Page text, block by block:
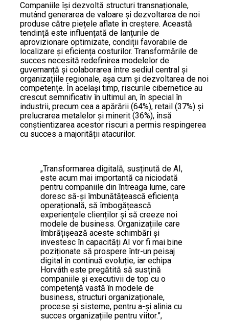
Companiile își dezvoltă structuri transnaționale,
mutând generarea de valoare și dezvoltarea de noi
produse către piețele aflate în creștere. Această
tendință este influențată de lanțurile de
aprovizionare optimizate, condiții favorabile de
localizare și eficiența costurilor. Transformările de
succes necesită redefinirea modelelor de
guvernanță și colaborarea între sediul central și
organizațiile regionale, așa cum și dezvoltarea de noi
competențe. În același timp, riscurile cibernetice au
crescut semnificativ în ultimul an, în special în
industrii, precum cea a apărării (64%), retail (37%) și
prelucrarea metalelor și minerit (36%), însă
conștientizarea acestor riscuri a permis respingerea
cu succes a majorității atacurilor.
„Transformarea digitală, susținută de AI,
este acum mai importantă ca niciodată
pentru companiile din întreaga lume, care
doresc să-și îmbunătățească eficiența
operațională, să îmbogățească
experiențele clienților și să creeze noi
modele de business. Organizațiile care
îmbrățișează aceste schimbări și
investesc în capacități AI vor fi mai bine
poziționate să prospere într-un peisaj
digital în continuă evoluție, iar echipa
Horváth este pregătită să susțină
companiile și executivii de top cu o
competență vastă în modele de
business, structuri organizaționale,
procese și sisteme, pentru a-și alinia cu
succes organizațiile pentru viitor.”,